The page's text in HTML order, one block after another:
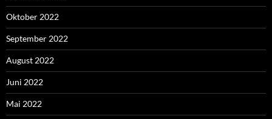
Oktober 2022
September 2022
August 2022
Juni 2022
Mai 2022